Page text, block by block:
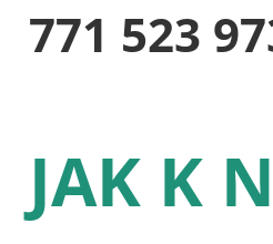
771 523
JAK K